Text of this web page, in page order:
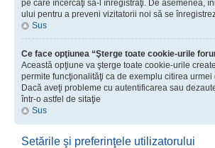
pe care încercaţi să-l înregistraţi. De asemenea,
ului pentru a preveni vizitatorii noi să se
Sus
Ce face opţiunea “Şterge toate cookie-urile
Această opţiune va şterge toate cookie-urile
permite funcţionalităţi ca de exemplu citirea
Dacă aveţi probleme cu autentificarea sau
într-o astfel de sitaţie
Sus
Setările şi preferinţele utilizatorului